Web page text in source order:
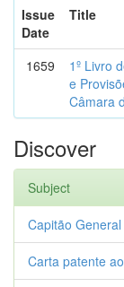
Issue
Date
Title
1659
1º Livro
e
Câmara
Discover
Subject
Capitão
Carta patente